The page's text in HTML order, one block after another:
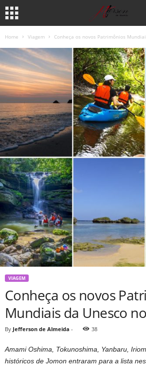
Home Viagem Conheça os novos Patrimônios
VIAGEM
Conheça os novos
Mundiais da Unesco
By Jefferson de Almeida - 38
Amami Oshima, Tokunoshima, Yanbaru,
históricos de Jomon entraram para a lista